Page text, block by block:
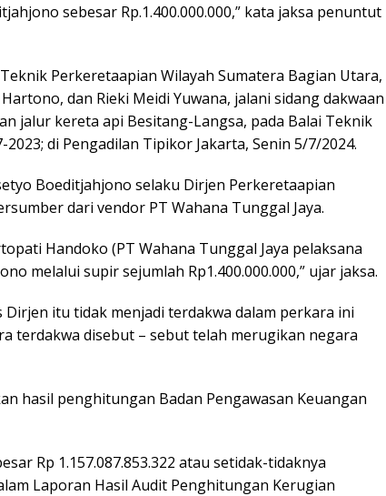
sebesar Rp.1.400.000.000,” kata jaksa penuntut
Perkeretaapian Wilayah Sumatera Bagian Utara,
dan Rieki Meidi Yuwana, jalani sidang dakwaan
jalur kereta api Besitang-Langsa, pada Balai Teknik
di Pengadilan Tipikor Jakarta, Senin 5/7/2024.
Boeditjahjono selaku Dirjen Perkeretaapian
dari vendor PT Wahana Tunggal Jaya.
Handoko (PT Wahana Tunggal Jaya pelaksana
melalui supir sejumlah Rp1.400.000.000,” ujar jaksa.
itu tidak menjadi terdakwa dalam perkara ini
terdakwa disebut – sebut telah merugikan negara
hasil penghitungan Badan Pengawasan Keuangan
Rp 1.157.087.853.322 atau setidak-tidaknya
Laporan Hasil Audit Penghitungan Kerugian